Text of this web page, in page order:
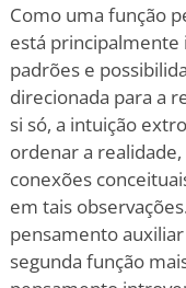
Como uma função
está principalmente
padrões e
direcionada para a
si só, a intuição
ordenar a
conexões
em tais
pensamento auxiliar
segunda função